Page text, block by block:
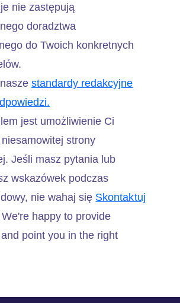
nie zastępują
doradztwa
do Twoich konkretnych
standardy redakcyjne
jest umożliwienie Ci
strony
Jeśli masz pytania lub
wskazówek podczas
nie wahaj się Skontaktuj
We're happy to provide
point you in the right